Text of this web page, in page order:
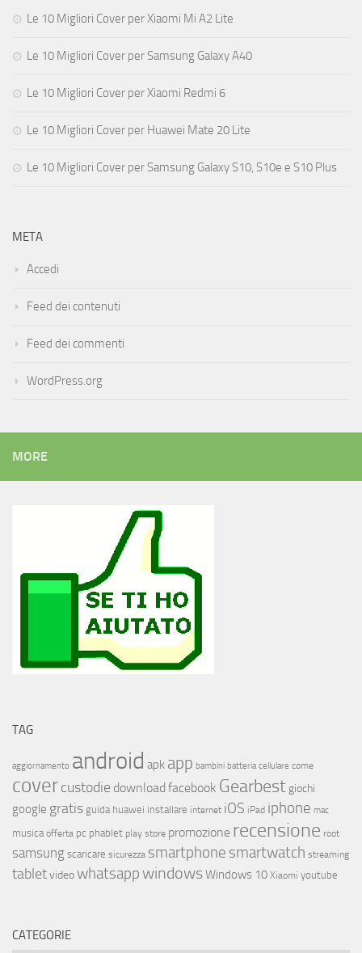
Le 10 Migliori Cover per Xiaomi Mi A2 Lite
Le 10 Migliori Cover per Samsung Galaxy A40
Le 10 Migliori Cover per Xiaomi Redmi 6
Le 10 Migliori Cover per Huawei Mate 20 Lite
Le 10 Migliori Cover per Samsung Galaxy S10, S10e e S10 Plus
META
Accedi
Feed dei contenuti
Feed dei commenti
WordPress.org
MORE
TAG
aggiornamento android apk app bambini batteria cellulare come
covercustodie download facebook Gearbest giochi
google gratis guida huawei installare internet iOS iPad iphone mac
musica offerta pc phablet play store promozione recensione root
samsungscaricare sicurezza smartphone smartwatch streaming
tabletvideowhatsappwindowsWindows 10 Xiaomi youtube
CATEGORIE